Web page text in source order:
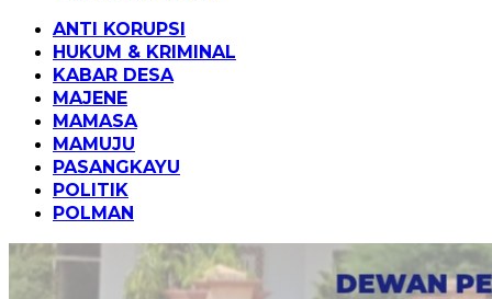
ANTI KORUPSI
HUKUM & KRIMINAL
KABAR DESA
MAJENE
MAMASA
MAMUJU
PASANGKAYU
POLITIK
POLMAN